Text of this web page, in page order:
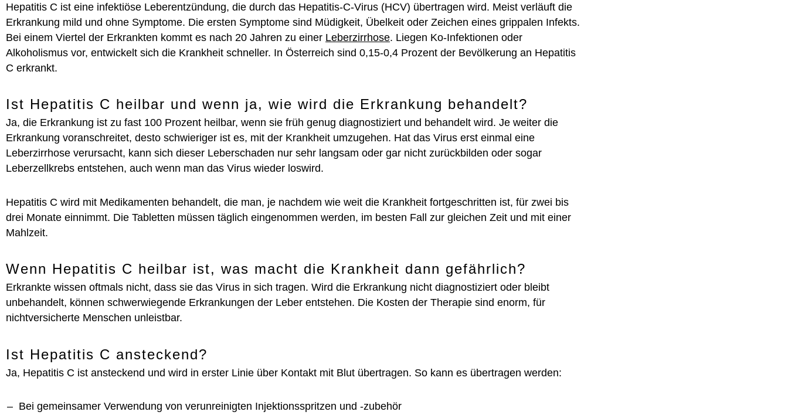
Hepatitis C ist eine infektiöse Leberentzündung, die durch das Hepatitis-C-Virus (HCV) übertragen wird. Meist verläuft die
Erkrankung mild und ohne Symptome. Die ersten Symptome sind Müdigkeit, Übelkeit oder Zeichen eines grippalen Infekts.
Bei einem Viertel der Erkrankten kommt es nach 20 Jahren zu einer Leberzirrhose. Liegen Ko-Infektionen oder
Alkoholismus vor, entwickelt sich die Krankheit schneller. In Österreich sind 0,15-0,4 Prozent der Bevölkerung an Hepatitis
C erkrankt.
Ist Hepatitis C heilbar und wenn ja, wie wird die Erkrankung behandelt?
Ja, die Erkrankung ist zu fast 100 Prozent heilbar, wenn sie früh genug diagnostiziert und behandelt wird. Je weiter die
Erkrankung voranschreitet, desto schwieriger ist es, mit der Krankheit umzugehen. Hat das Virus erst einmal eine
Leberzirrhose verursacht, kann sich dieser Leberschaden nur sehr langsam oder gar nicht zurückbilden oder sogar
Leberzellkrebs entstehen, auch wenn man das Virus wieder loswird.
Hepatitis C wird mit Medikamenten behandelt, die man, je nachdem wie weit die Krankheit fortgeschritten ist, für zwei bis
drei Monate einnimmt. Die Tabletten müssen täglich eingenommen werden, im besten Fall zur gleichen Zeit und mit einer
Mahlzeit.
Wenn Hepatitis C heilbar ist, was macht die Krankheit dann gefährlich?
Erkrankte wissen oftmals nicht, dass sie das Virus in sich tragen. Wird die Erkrankung nicht diagnostiziert oder bleibt
unbehandelt, können schwerwiegende Erkrankungen der Leber entstehen. Die Kosten der Therapie sind enorm, für
nichtversicherte Menschen unleistbar.
Ist Hepatitis C ansteckend?
Ja, Hepatitis C ist ansteckend und wird in erster Linie über Kontakt mit Blut übertragen. So kann es übertragen werden:
Bei gemeinsamer Verwendung von verunreinigten Injektionsspritzen und -zubehör